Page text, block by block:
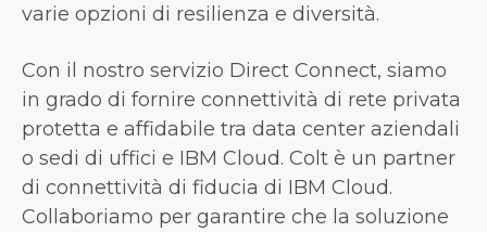
varie opzioni di resilienza e diversità.
Con il nostro servizio Direct Connect, siamo
in grado di fornire connettività di rete privata
protetta e affidabile tra data center aziendali
o sedi di uffici e IBM Cloud. Colt è un partner
di connettività di fiducia di IBM Cloud.
Collaboriamo per garantire che la soluzione